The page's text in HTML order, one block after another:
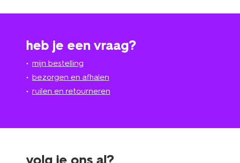
heb je een vraag?
mijn bestelling
bezorgen en afhalen
ruilen en retourneren